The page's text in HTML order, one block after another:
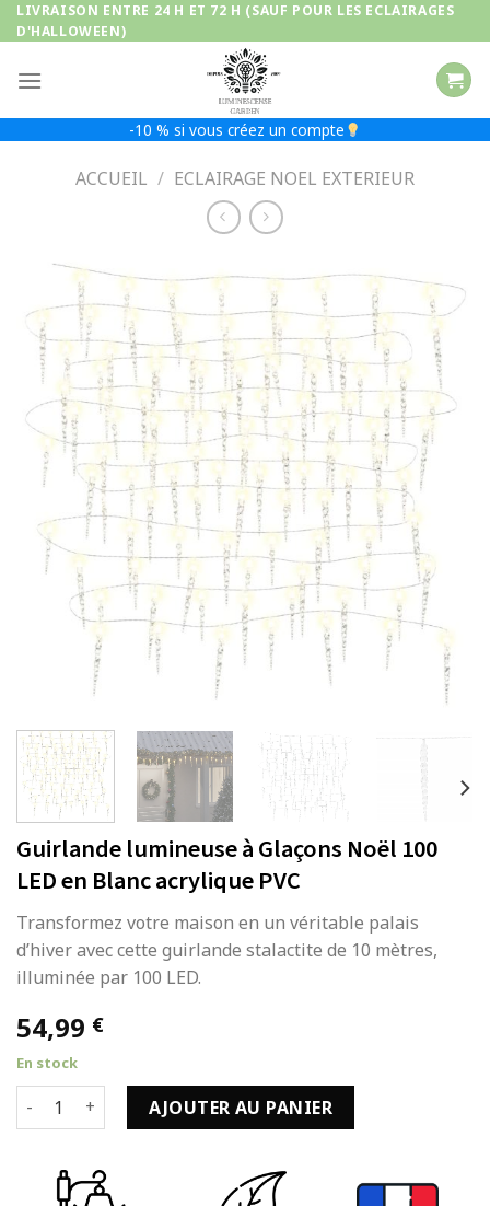
Passer
au
LIVRAISON ENTRE 24 H ET 72 H (SAUF POUR LES ECLAIRAGES
D'HALLOWEEN)
-10 % si vous créez un compte
ACCUEIL / ECLAIRAGE NOEL EXTERIEUR
Guirlande lumineuse à Glaçons Noël 100
LED en Blanc acrylique PVC
Transformez votre maison en un véritable palais
d’hiver avec cette guirlande stalactite de 10 mètres,
illuminée par 100 LED.
54,99 €
En stock
quantité de Guirlande lumineuse à Glaçons Noël 100 LED
AJOUTER AU PANIER